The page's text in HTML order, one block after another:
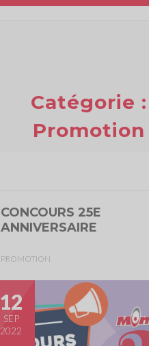
Catégorie :
Promotion
CONCOURS 25E
ANNIVERSAIRE
PROMOTION
12
SEP
2022